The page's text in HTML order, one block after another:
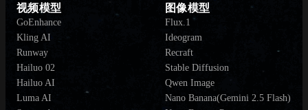
视频模型
GoEnhance
Kling AI
Runway
Hailuo 02
Hailuo AI
Luma AI
图像模型
Flux.1
Ideogram
Recraft
Stable Diffusion
Qwen Image
Nano Banana(Gemini 2.5 Flash)